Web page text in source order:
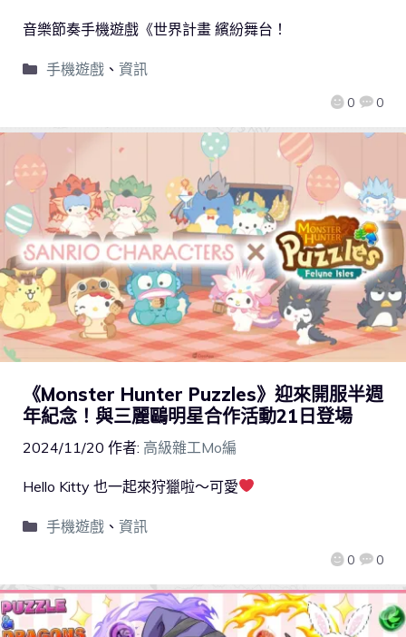
0 0
音樂節奏手機遊戲《世界計畫 繽紛舞台！
手機遊戲、 資訊
《Monster Hunter Puzzles》迎來開服半週
年紀念！與三麗鷗明星合作活動21日登場
2024/11/20 作者: 高級雜工Mo編
0 0
Hello Kitty 也一起來狩獵啦～可愛
手機遊戲、 資訊